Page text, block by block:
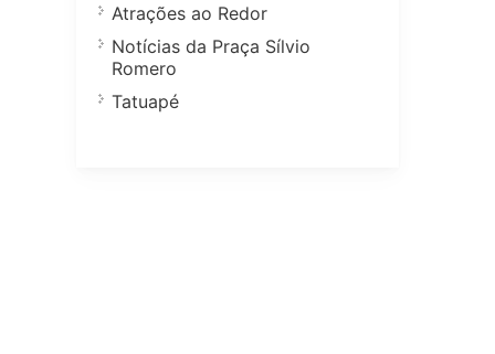
Atrações ao Redor
Notícias da Praça Sílvio
Romero
Tatuapé